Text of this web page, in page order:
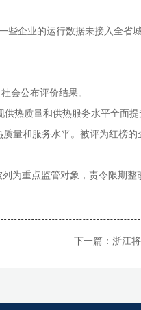
企业的运行数据未接入全省
会公布评价结果。
热质量和供热服务水平全面
量和服务水平。被评为红榜
为重点监管对象，责令限期整
下一篇： 浙江